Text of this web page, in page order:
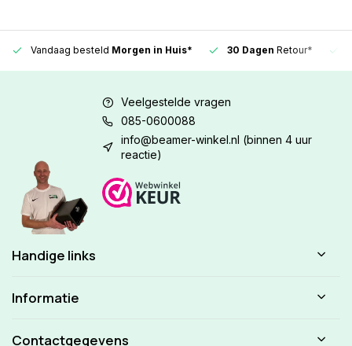
Vandaag besteld Morgen in Huis* 30 Dagen Retour*
Veelgestelde vragen
085-0600088
info@beamer-winkel.nl (binnen 4 uur
reactie)
Handige links
Informatie
Contactgegevens